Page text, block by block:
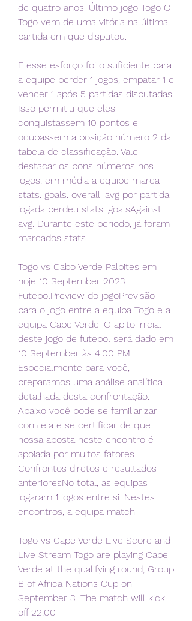
de quatro anos. Último jogo Togo O
Togo vem de uma vitória na última
partida em que disputou.
E esse esforço foi o suficiente para
a equipe perder 1 jogos, empatar 1 e
vencer 1 após 5 partidas disputadas.
Isso permitiu que eles
conquistassem 10 pontos e
ocupassem a posição número 2 da
tabela de classificação. Vale
destacar os bons números nos
jogos: em média a equipe marca
stats. goals. overall. avg por partida
jogada perdeu stats. goalsAgainst.
avg. Durante este período, já foram
marcados stats.
Togo vs Cabo Verde Palpites em
hoje 10 September 2023
FutebolPreview do jogoPrevisão
para o jogo entre a equipa Togo e a
equipa Cape Verde. O apito inicial
deste jogo de futebol será dado em
10 September às 4:00 PM.
Especialmente para você,
preparamos uma análise analítica
detalhada desta confrontação.
Abaixo você pode se familiarizar
com ela e se certificar de que
nossa aposta neste encontro é
apoiada por muitos fatores.
Confrontos diretos e resultados
anterioresNo total, as equipas
jogaram 1 jogos entre si. Nestes
encontros, a equipa match.
Togo vs Cape Verde Live Score and
Live Stream Togo are playing Cape
Verde at the qualifying round, Group
B of Africa Nations Cup on
September 3. The match will kick
off 22:00